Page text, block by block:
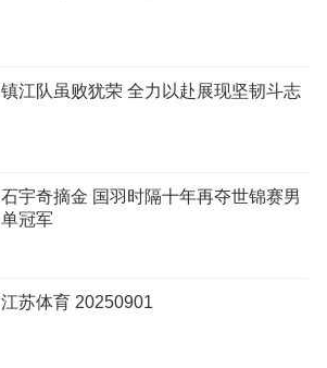
镇江队虽败犹荣 全力以赴展现坚韧斗志
石宇奇摘金 国羽时隔十年再夺世锦赛男
单冠军
江苏体育 20250901